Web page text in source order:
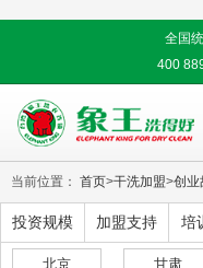
全国
400
当前位置： 首页>干洗加盟>创业
投资规模 加盟支持 培
北京 甘肃